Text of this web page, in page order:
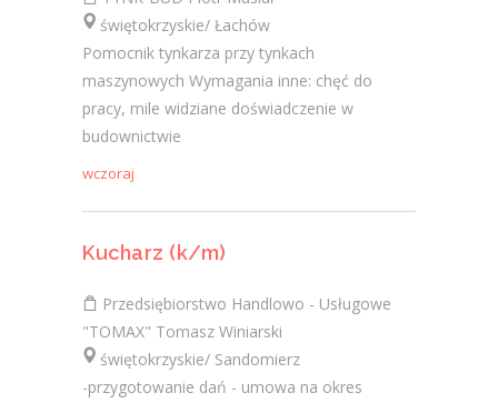
świętokrzyskie/ Łachów
Pomocnik tynkarza przy tynkach
maszynowych Wymagania inne: chęć do
pracy, mile widziane doświadczenie w
budownictwie
wczoraj
Kucharz (k/m)
Przedsiębiorstwo Handlowo - Usługowe
"TOMAX" Tomasz Winiarski
świętokrzyskie/ Sandomierz
-przygotowanie dań - umowa na okres